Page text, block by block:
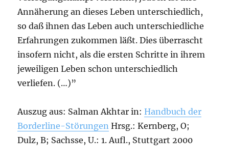
Annäherung an dieses Leben unterschiedlich,
so daß ihnen das Leben auch unterschiedliche
Erfahrungen zukommen läßt. Dies überrascht
insofern nicht, als die ersten Schritte in ihrem
jeweiligen Leben schon unterschiedlich
verliefen. (…)”
Auszug aus: Salman Akhtar in:Handbuch der
Borderline-Störungen Hrsg.: Kernberg, O;
Dulz, B; Sachsse, U.: 1. Aufl., Stuttgart 2000